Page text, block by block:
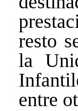
resto
la
entre